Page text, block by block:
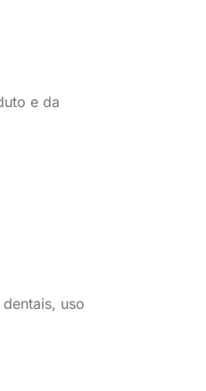
e da
uso